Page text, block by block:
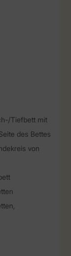
Tiefbett mit
des Bettes
von